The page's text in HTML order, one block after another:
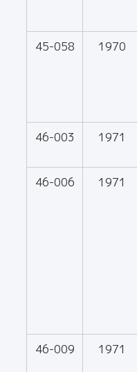
45-058 1970
46-003 1971
46-006 1971
46-009 1971